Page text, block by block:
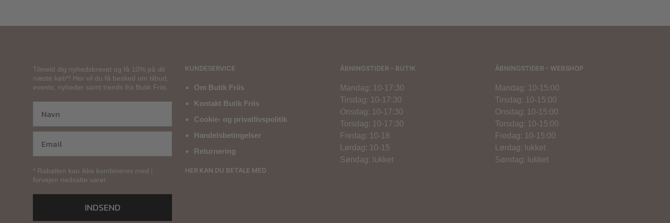
Tilmeld dig nyhedsbrevet og få 10% på dit
næste køb*! Her vil du få besked om tilbud,
events, nyheder samt trends fra Butik Friis.
* Rabatten kan ikke kombineres med i
forvejen nedsatte varer.
INDSEND
KUNDESERVICE
Om Butik Friis
Kontakt Butik Friis
Cookie- og privatlivspolitik
Handelsbetingelser
Returnering
HER KAN DU BETALE MED
ÅBNINGSTIDER – BUTIK
Mandag: 10-17:30
Tirsdag: 10-17:30
Onsdag: 10-17:30
Torsdag: 10-17:30
Fredag: 10-18
Lørdag: 10-15
Søndag: lukket
ÅBNINGSTIDER – WEBSHOP
Mandag: 10-15:00
Tirsdag: 10-15:00
Onsdag: 10-15:00
Torsdag: 10-15:00
Fredag: 10-15:00
Lørdag: lukket
Søndag: lukket